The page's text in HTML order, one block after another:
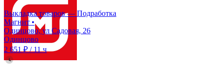
Выкладка товаров — Подработка
Магнит •
Одинцово, ул Садовая, 26
Одинцово
2 651 ₽/11 ч